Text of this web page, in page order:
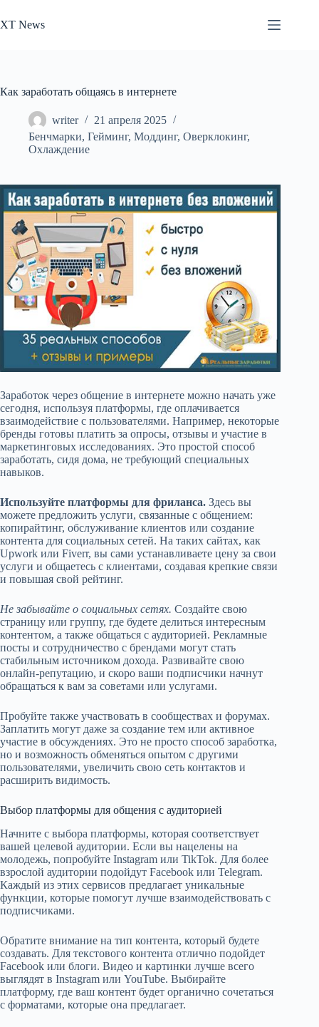
к
сути
XT News
Как заработать общаясь в интернете
writer
21 апреля 2025
Бенчмарки, Гейминг, Моддинг, Оверклокинг,
Охлаждение
Заработок через общение в интернете можно начать уже
сегодня, используя платформы, где оплачивается
взаимодействие с пользователями. Например, некоторые
бренды готовы платить за опросы, отзывы и участие в
маркетинговых исследованиях. Это простой способ
заработать, сидя дома, не требующий специальных
навыков.
Используйте платформы для фриланса. Здесь вы
можете предложить услуги, связанные с общением:
копирайтинг, обслуживание клиентов или создание
контента для социальных сетей. На таких сайтах, как
Upwork или Fiverr, вы сами устанавливаете цену за свои
услуги и общаетесь с клиентами, создавая крепкие связи
и повышая свой рейтинг.
Не забывайте о социальных сетях. Создайте свою
страницу или группу, где будете делиться интересным
контентом, а также общаться с аудиторией. Рекламные
посты и сотрудничество с брендами могут стать
стабильным источником дохода. Развивайте свою
онлайн-репутацию, и скоро ваши подписчики начнут
обращаться к вам за советами или услугами.
Пробуйте также участвовать в сообществах и форумах.
Заплатить могут даже за создание тем или активное
участие в обсуждениях. Это не просто способ заработка,
но и возможность обменяться опытом с другими
пользователями, увеличить свою сеть контактов и
расширить видимость.
Выбор платформы для общения с аудиторией
Начните с выбора платформы, которая соответствует
вашей целевой аудитории. Если вы нацелены на
молодежь, попробуйте Instagram или TikTok. Для более
взрослой аудитории подойдут Facebook или Telegram.
Каждый из этих сервисов предлагает уникальные
функции, которые помогут лучше взаимодействовать с
подписчиками.
Обратите внимание на тип контента, который будете
создавать. Для текстового контента отлично подойдет
Facebook или блоги. Видео и картинки лучше всего
выглядят в Instagram или YouTube. Выбирайте
платформу, где ваш контент будет органично сочетаться
с форматами, которые она предлагает.